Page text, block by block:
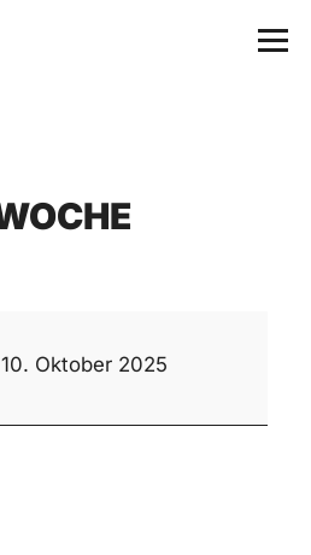
10. Oktober 2025